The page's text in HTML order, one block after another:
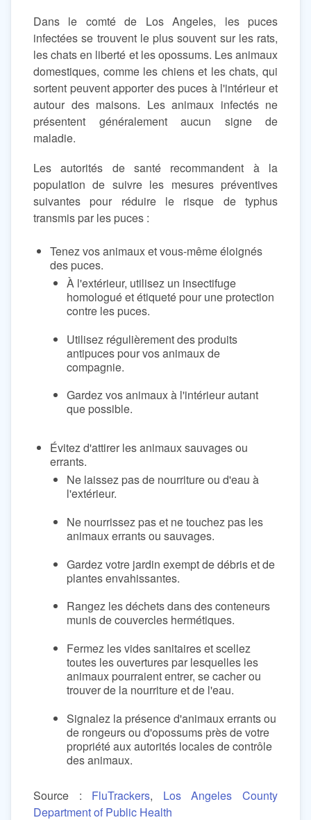
Dans le comté de Los Angeles, les puces
infectées se trouvent le plus souvent sur les rats,
les chats en liberté et les opossums. Les animaux
domestiques, comme les chiens et les chats, qui
sortent peuvent apporter des puces à l'intérieur et
autour des maisons. Les animaux infectés ne
présentent généralement aucun signe de
maladie.
Les autorités de santé recommandent à la
population de suivre les mesures préventives
suivantes pour réduire le risque de typhus
transmis par les puces :
Tenez vos animaux et vous-même éloignés
des puces.
À l'extérieur, utilisez un insectifuge
homologué et étiqueté pour une protection
contre les puces.
Utilisez régulièrement des produits
antipuces pour vos animaux de
compagnie.
Gardez vos animaux à l'intérieur autant
que possible.
Évitez d'attirer les animaux sauvages ou
errants.
Ne laissez pas de nourriture ou d'eau à
l'extérieur.
Ne nourrissez pas et ne touchez pas les
animaux errants ou sauvages.
Gardez votre jardin exempt de débris et de
plantes envahissantes.
Rangez les déchets dans des conteneurs
munis de couvercles hermétiques.
Fermez les vides sanitaires et scellez
toutes les ouvertures par lesquelles les
animaux pourraient entrer, se cacher ou
trouver de la nourriture et de l'eau.
Signalez la présence d'animaux errants ou
de rongeurs ou d'opossums près de votre
propriété aux autorités locales de contrôle
des animaux.
Source : FluTrackers, Los Angeles County
Department of Public Health